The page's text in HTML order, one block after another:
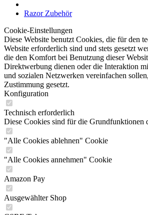
Razor Zubehör
Cookie-Einstellungen
Diese Website benutzt Cookies, die für den
Website erforderlich sind und stets gesetzt
die den Komfort bei Benutzung dieser
Direktwerbung dienen oder die Interaktion
und sozialen Netzwerken vereinfachen
Zustimmung gesetzt.
Konfiguration
Technisch erforderlich
Diese Cookies sind für die Grundfunktionen
"Alle Cookies ablehnen" Cookie
"Alle Cookies annehmen" Cookie
Amazon Pay
Ausgewählter Shop